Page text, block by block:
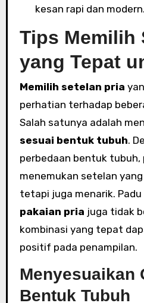
kesan rapi dan modern.
Tips Memilih
yang Tepat
Memilih setelan pria
perhatian terhadap
Salah satunya adalah
sesuai bentuk tubuh.
perbedaan bentuk tubuh,
menemukan setelan
tetapi juga menarik.
pakaian pria juga tidak
kombinasi yang tepat
positif pada penampilan.
Menyesuaikan
Bentuk Tubuh